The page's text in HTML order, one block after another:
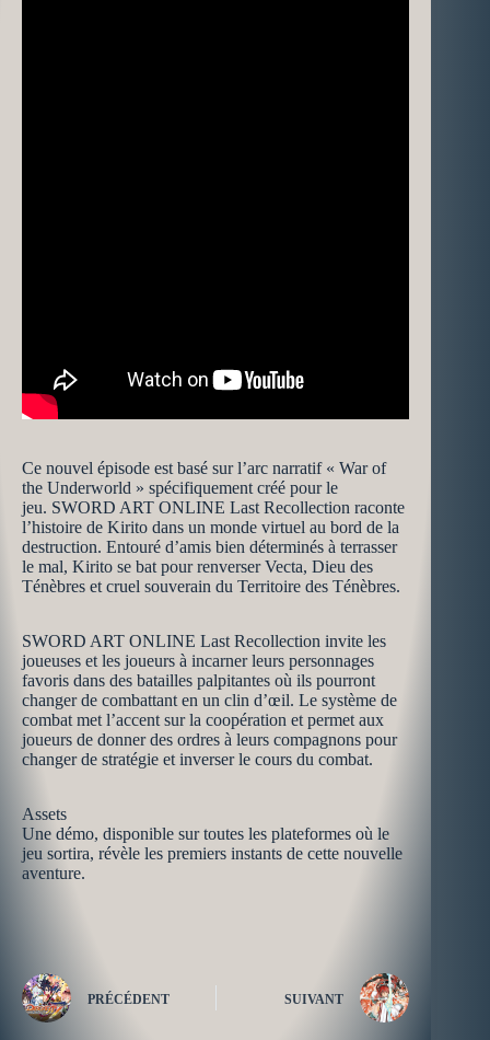
Ce nouvel épisode est basé sur l’arc narratif « War of
the Underworld » spécifiquement créé pour le
jeu. SWORD ART ONLINE Last Recollection raconte
l’histoire de Kirito dans un monde virtuel au bord de la
destruction. Entouré d’amis bien déterminés à terrasser
le mal, Kirito se bat pour renverser Vecta, Dieu des
Ténèbres et cruel souverain du Territoire des Ténèbres.
SWORD ART ONLINE Last Recollection invite les
joueuses et les joueurs à incarner leurs personnages
favoris dans des batailles palpitantes où ils pourront
changer de combattant en un clin d’œil. Le système de
combat met l’accent sur la coopération et permet aux
joueurs de donner des ordres à leurs compagnons pour
changer de stratégie et inverser le cours du combat.
Assets
Une démo, disponible sur toutes les plateformes où le
jeu sortira, révèle les premiers instants de cette nouvelle
aventure.
PRÉCÉDENT SUIVANT